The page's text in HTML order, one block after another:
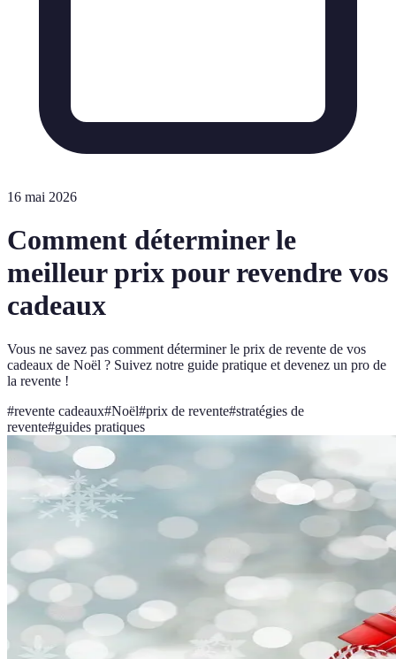
16 mai 2026
Comment déterminer le
meilleur prix pour revendre vos
cadeaux
Vous ne savez pas comment déterminer le prix de revente de vos
cadeaux de Noël ? Suivez notre guide pratique et devenez un pro de
la revente !
#revente cadeaux#Noël#prix de revente#stratégies de
revente#guides pratiques